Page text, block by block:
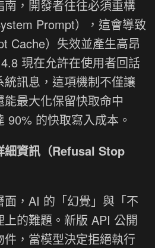
，開發者往往必須重構
Prompt），這會導致
Cache）失效並產生高昂
現在允許在使用者回話
訊息，這項機制不僅讓
最大化保留快取命中
90% 的快取寫入成本。
細資訊（Refusal Stop
，AI 的「幻覺」與「不
的難題。新版 API 公開
，當模型決定拒絕執行